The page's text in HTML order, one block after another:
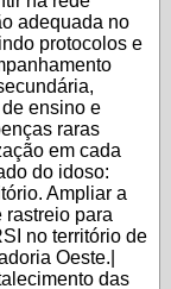
adequada no
protocolos e
ensino e
raras
em cada
do idoso:
Ampliar a
rastreio para
no território de
Oeste.|
das